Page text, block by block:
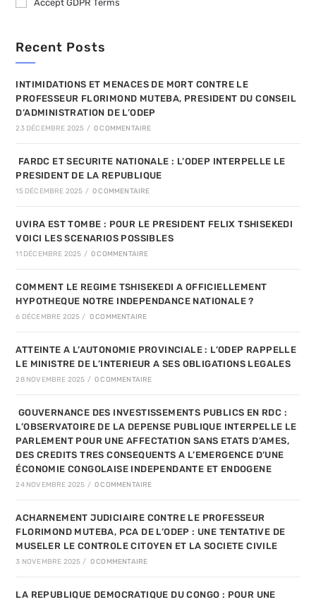
Accept GDPR Terms
Recent Posts
INTIMIDATIONS ET MENACES DE MORT CONTRE LE
PROFESSEUR FLORIMOND MUTEBA, PRESIDENT DU CONSEIL
D’ADMINISTRATION DE L’ODEP
23 DÉCEMBRE 2025 / 0 COMMENTAIRE
FARDC ET SECURITE NATIONALE : L’ODEP INTERPELLE LE
PRESIDENT DE LA REPUBLIQUE
15 DÉCEMBRE 2025 / 0 COMMENTAIRE
UVIRA EST TOMBE : POUR LE PRESIDENT FELIX TSHISEKEDI
VOICI LES SCENARIOS POSSIBLES
11 DÉCEMBRE 2025 / 0 COMMENTAIRE
COMMENT LE REGIME TSHISEKEDI A OFFICIELLEMENT
HYPOTHEQUE NOTRE INDEPENDANCE NATIONALE ?
6 DÉCEMBRE 2025 / 0 COMMENTAIRE
ATTEINTE A L’AUTONOMIE PROVINCIALE : L’ODEP RAPPELLE
LE MINISTRE DE L’INTERIEUR A SES OBLIGATIONS LEGALES
28 NOVEMBRE 2025 / 0 COMMENTAIRE
GOUVERNANCE DES INVESTISSEMENTS PUBLICS EN RDC :
L’OBSERVATOIRE DE LA DEPENSE PUBLIQUE INTERPELLE LE
PARLEMENT POUR UNE AFFECTATION SANS ETATS D’AMES,
DES CREDITS TRES CONSEQUENTS A L’EMERGENCE D’UNE
ÉCONOMIE CONGOLAISE INDEPENDANTE ET ENDOGENE
24 NOVEMBRE 2025 / 0 COMMENTAIRE
ACHARNEMENT JUDICIAIRE CONTRE LE PROFESSEUR
FLORIMOND MUTEBA, PCA DE L’ODEP : UNE TENTATIVE DE
MUSELER LE CONTROLE CITOYEN ET LA SOCIETE CIVILE
3 NOVEMBRE 2025 / 0 COMMENTAIRE
LA REPUBLIQUE DEMOCRATIQUE DU CONGO : POUR UNE